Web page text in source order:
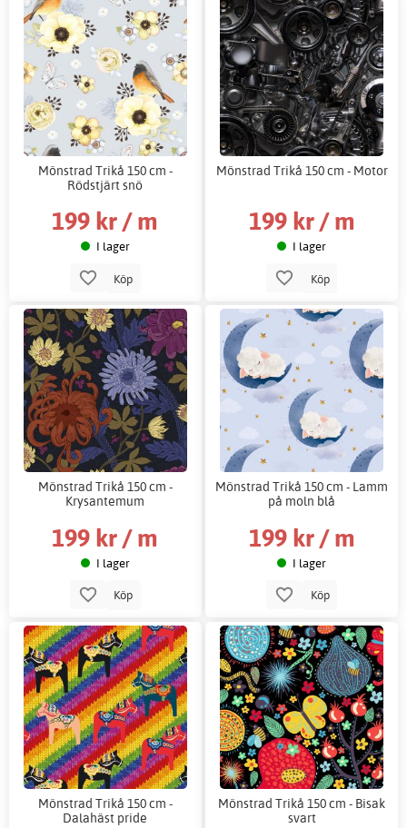
Mönstrad Trikå 150 cm -
Rödstjärt snö
199 kr / m
I lager
Köp
Mönstrad Trikå 150 cm - Motor
199 kr / m
I lager
Köp
Mönstrad Trikå 150 cm -
Krysantemum
199 kr / m
I lager
Köp
Mönstrad Trikå 150 cm - Lamm
på moln blå
199 kr / m
I lager
Köp
Mönstrad Trikå 150 cm -
Dalahäst pride
Mönstrad Trikå 150 cm - Bisak
svart